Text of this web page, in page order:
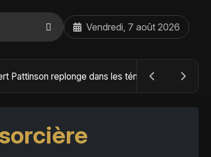
Vendredi, 7 août 2026
The Batman : Part II – Robert Pattinson replonge dans les ténèbres de Gotham dès octobre 2027